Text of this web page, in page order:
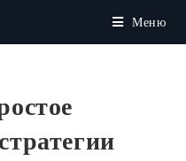
Меню